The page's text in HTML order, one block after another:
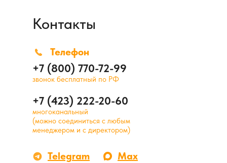
Контакты
Телефон
+7 (800) 770-72-99
+7 (423) 222-20-60
звонок бесплатный по РФ
многоканальный
(можно соединиться с любым
менеджером и с директором)
Telegram Max